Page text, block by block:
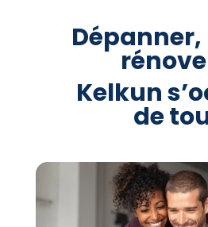
Dépanner,
Kelkun
de